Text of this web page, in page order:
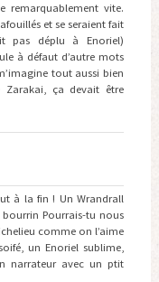
remarquablement vite.
et se seraient fait
pas déplu à Enoriel)
à défaut d’autre mots
tout aussi bien
Zarakai, ça devait être
à la fin ! Un Wrandrall
bourrin Pourrais-tu nous
comme on l’aime
un Enoriel sublime,
narrateur avec un ptit